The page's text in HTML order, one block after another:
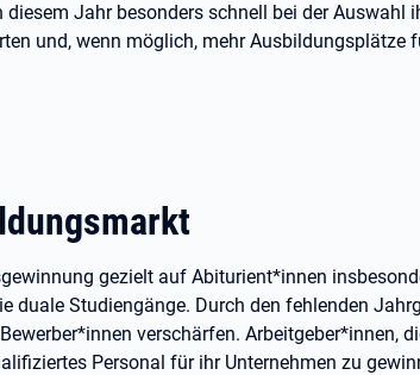
Jahr besonders schnell bei der Auswahl
und, wenn möglich, mehr Ausbildungsplätze
gezielt auf Abiturient*innen
duale Studiengänge. Durch den fehlenden
verschärfen. Arbeitgeber*innen,
Personal für ihr Unternehmen zu